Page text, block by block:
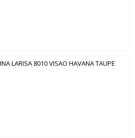
LARISA 8010 VISAO HAVANA TAUPE